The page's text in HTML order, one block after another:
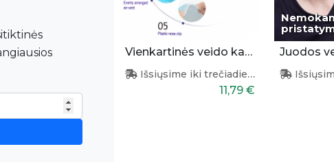
Vienkartinės veido kaukės 50 vnt.
Išsiųsime iki trečiadienio
11,79 €